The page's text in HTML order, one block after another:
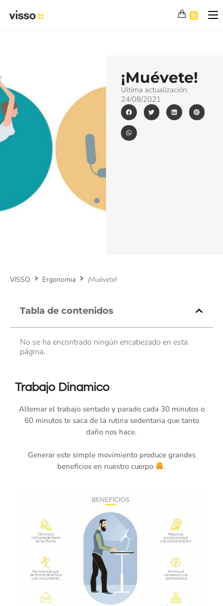
0
¡Muévete!
Última actualización:
24/08/2021
VISSO Ergonomia ¡Muévete!
Tabla de contenidos
No se ha encontrado ningún encabezado en esta
página.
Trabajo Dinamico
Alternar el trabajo sentado y parado cada 30 minutos o
60 minutos te saca de la rutina sedentaria que tanto
daño nos hace.
Generar este simple movimiento produce grandes
beneficios en nuestro cuerpo
.